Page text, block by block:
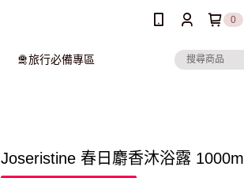
0
🛅旅行必備專區
Joseristine 春日麝香沐浴露 1000ml